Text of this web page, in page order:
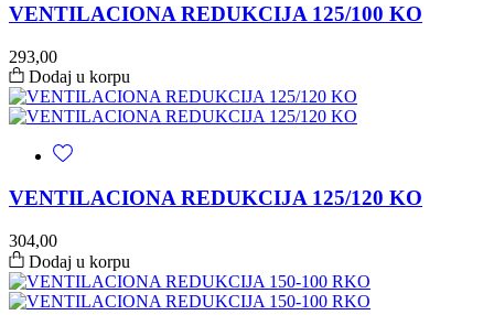
VENTILACIONA REDUKCIJA 125/100 KO
293,00
Dodaj u korpu
VENTILACIONA REDUKCIJA 125/120 KO
304,00
Dodaj u korpu